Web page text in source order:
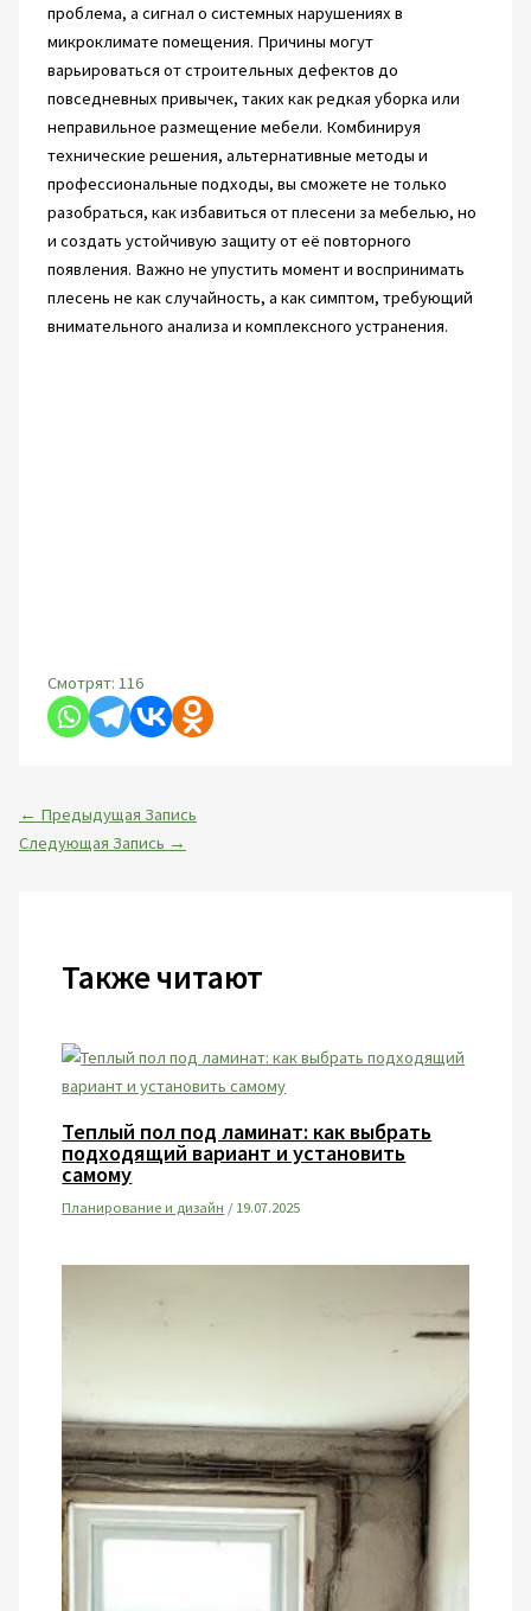
проблема, а сигнал о системных нарушениях в
микроклимате помещения. Причины могут
варьироваться от строительных дефектов до
повседневных привычек, таких как редкая уборка или
неправильное размещение мебели. Комбинируя
технические решения, альтернативные методы и
профессиональные подходы, вы сможете не только
разобраться, как избавиться от плесени за мебелью, но
и создать устойчивую защиту от её повторного
появления. Важно не упустить момент и воспринимать
плесень не как случайность, а как симптом, требующий
внимательного анализа и комплексного устранения.
Смотрят: 116
← Предыдущая Запись
Следующая Запись →
Также читают
Теплый пол под ламинат: как выбрать
подходящий вариант и установить
самому
Планирование и дизайн /19.07.2025